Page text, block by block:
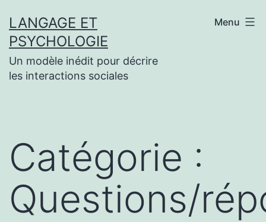
au
contenu
LANGAGE ET
PSYCHOLOGIE
Un modèle inédit pour décrire
les interactions sociales
Menu
Catégorie :
Questions/